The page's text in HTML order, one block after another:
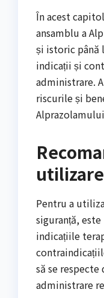
În acest
ansamblu a
și istoric până
indicații și
administrare.
riscurile și
utilizare
Pentru a
siguranță,
indicațiile
să se respecte
administrare